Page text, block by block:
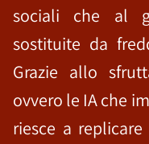
sociali che al
sostituite da
Grazie allo
ovvero le IA che
riesce a